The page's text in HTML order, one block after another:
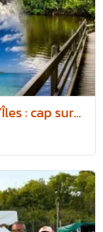
: cap sur...